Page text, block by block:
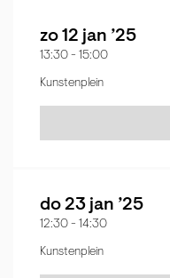
zo 12 jan ’25
13:30 - 15:00
Kunstenplein
do 23 jan ’25
12:30 - 14:30
Kunstenplein